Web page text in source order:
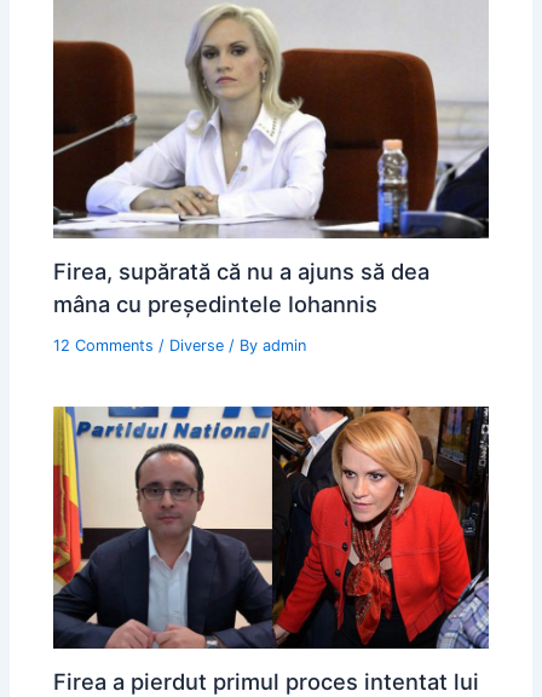
Firea, supărată că nu a ajuns să dea
mâna cu președintele Iohannis
12 Comments / Diverse / Byadmin
Firea a pierdut primul proces intentat lui